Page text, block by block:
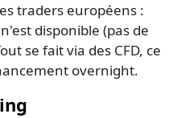
traders européens :
disponible (pas de
se fait via des CFD, ce
overnight.